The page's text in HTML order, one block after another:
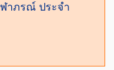
าภรณ์ ประจำ